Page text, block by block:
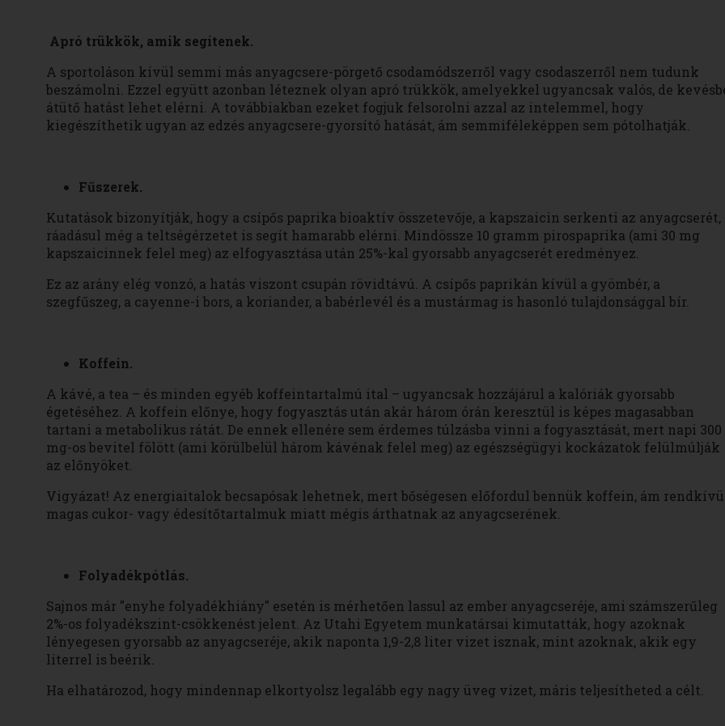
Apró trükkök, amik segítenek.
A sportoláson kívül semmi más anyagcsere-pörgető csodamódszerről vagy csodaszerről nem tudunk
beszámolni. Ezzel együtt azonban léteznek olyan apró trükkök, amelyekkel ugyancsak valós, de
átütő hatást lehet elérni. A továbbiakban ezeket fogjuk felsorolni azzal az intelemmel, hogy
kiegészíthetik ugyan az edzés anyagcsere-gyorsító hatását, ám semmiféleképpen sem pótolhatják.
Fűszerek.
Kutatások bizonyítják, hogy a csípős paprika bioaktív összetevője, a kapszaicin serkenti az anyagcserét,
ráadásul még a teltségérzetet is segít hamarabb elérni. Mindössze 10 gramm pirospaprika (ami 30 mg
kapszaicinnek felel meg) az elfogyasztása után 25%-kal gyorsabb anyagcserét eredményez.
Ez az arány elég vonzó, a hatás viszont csupán rövidtávú. A csípős paprikán kívül a gyömbér, a
szegfűszeg, a cayenne-i bors, a koriander, a babérlevél és a mustármag is hasonló tulajdonsággal bír.
Koffein.
A kávé, a tea – és minden egyéb koffeintartalmú ital – ugyancsak hozzájárul a kalóriák gyorsabb
égetéséhez. A koffein előnye, hogy fogyasztás után akár három órán keresztül is képes magasabban
tartani a metabolikus rátát. De ennek ellenére sem érdemes túlzásba vinni a fogyasztását, mert napi 300
mg-os bevitel fölött (ami körülbelül három kávénak felel meg) az egészségügyi kockázatok felülmúlják
az előnyöket.
Vigyázat! Az energiaitalok becsapósak lehetnek, mert bőségesen előfordul bennük koffein, ám
magas cukor- vagy édesítőtartalmuk miatt mégis árthatnak az anyagcserének.
Folyadékpótlás.
Sajnos már "enyhe folyadékhiány" esetén is mérhetően lassul az ember anyagcseréje, ami számszerűleg
2%-os folyadékszint-csökkenést jelent. Az Utahi Egyetem munkatársai kimutatták, hogy azoknak
lényegesen gyorsabb az anyagcseréje, akik naponta 1,9-2,8 liter vizet isznak, mint azoknak, akik egy
literrel is beérik.
Ha elhatározod, hogy mindennap elkortyolsz legalább egy nagy üveg vizet, máris teljesítheted a célt.